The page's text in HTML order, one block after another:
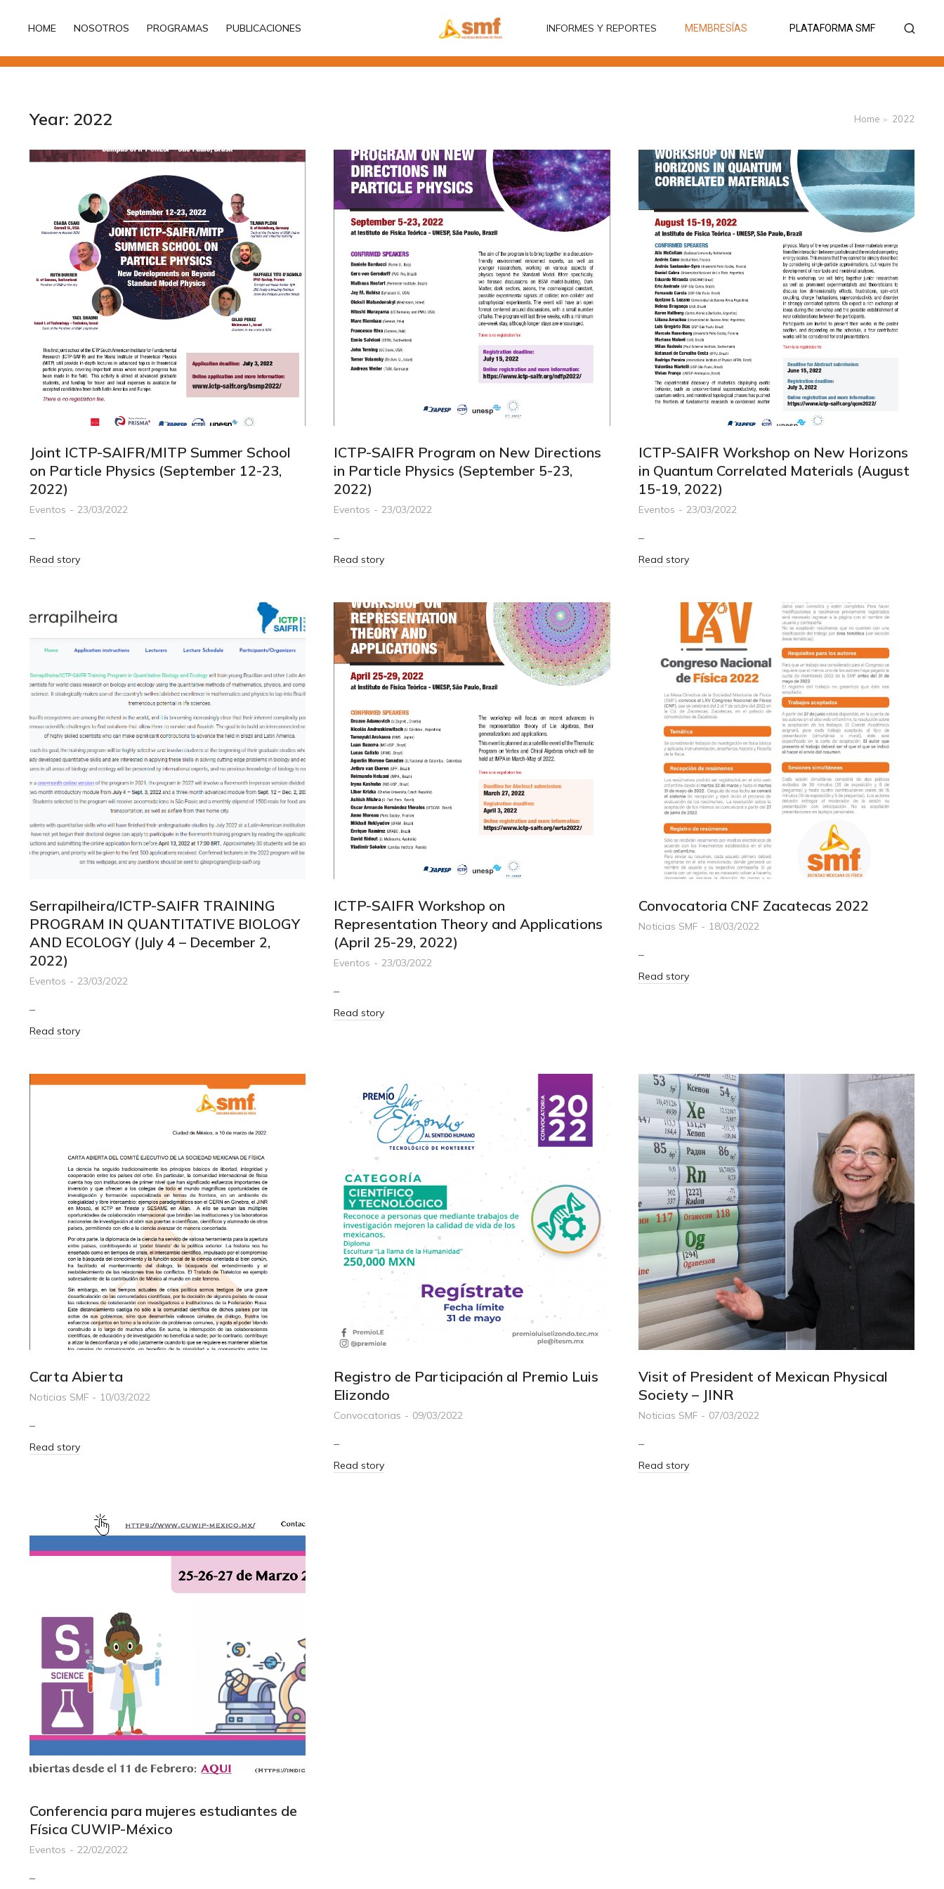
HOME NOSOTROS PROGRAMAS PUBLICACIONES INFORMES Y REPORTES MEMBRESÍAS PLATAFORMA SMF
Year: 2022
You are
Home 2022
Joint ICTP-SAIFR/MITP Summer School
on Particle Physics (September 12-23,
2022)
Eventos 23/03/2022
–
Read story
ICTP-SAIFR Program on New Directions
in Particle Physics (September 5-23,
2022)
Eventos 23/03/2022
–
Read story
ICTP-SAIFR Workshop on New Horizons
in Quantum Correlated Materials (August
15-19, 2022)
Eventos 23/03/2022
–
Read story
Serrapilheira/ICTP-SAIFR TRAINING
PROGRAM IN QUANTITATIVE BIOLOGY
AND ECOLOGY (July 4 – December 2,
2022)
Eventos 23/03/2022
–
Read story
ICTP-SAIFR Workshop on
Representation Theory and Applications
(April 25-29, 2022)
Eventos 23/03/2022
–
Read story
Convocatoria CNF Zacatecas 2022
Noticias SMF 18/03/2022
–
Read story
Carta Abierta
Noticias SMF 10/03/2022
–
Read story
Registro de Participación al Premio Luis
Elizondo
Convocatorias 09/03/2022
–
Read story
Visit of President of Mexican Physical
Society – JINR
Noticias SMF 07/03/2022
–
Read story
Conferencia para mujeres estudiantes de
Física CUWIP-México
Eventos 22/02/2022
–
MEMBRESÍAS